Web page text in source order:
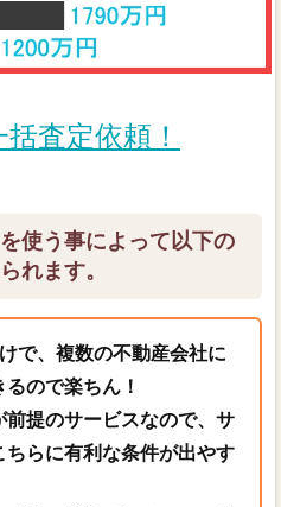
査定依頼！
使う事によって以下の
れます。
で、複数の不動産会社に
ので楽ちん！
提のサービスなので、サ
ちらに有利な条件が出やす